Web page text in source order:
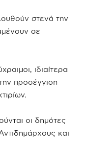
στενά την
σε
ιδιαίτερα
προσέγγιση
οι δημότες
και